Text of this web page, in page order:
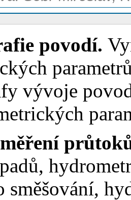
povodí.
vývoje
směšování,